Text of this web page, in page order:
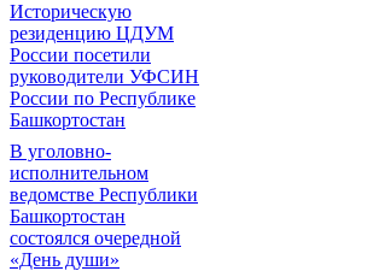
Историческую
резиденцию ЦДУМ
России посетили
руководители УФСИН
России по Республике
Башкортостан
В уголовно-
исполнительном
ведомстве Республики
Башкортостан
состоялся очередной
«День души»